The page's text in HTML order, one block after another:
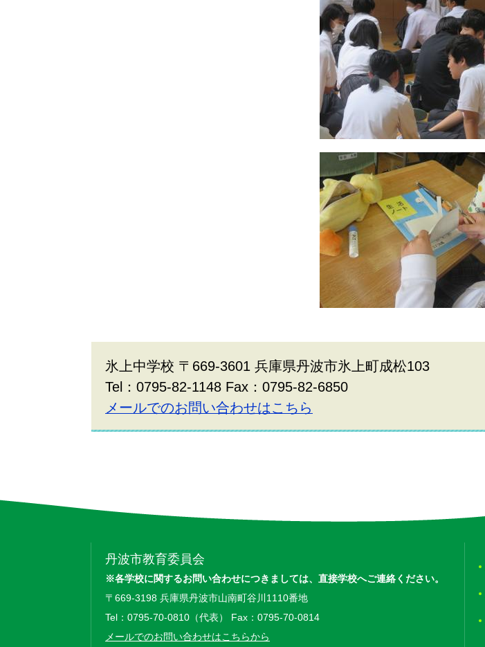
氷上中学校 〒669-3601 兵庫県丹波市氷上町成松103
Tel：0795-82-1148 Fax：0795-82-6850
メールでのお問い合わせはこちら
丹波市教育委員会
※各学校に関するお問い合わせにつきましては、 直接学校へご連絡ください。
〒669-3198 兵庫県丹波市山南町谷川1110番地
Tel：0795-70-0810（代表） Fax：0795-70-0814
メールでのお問い合わせはこちらから